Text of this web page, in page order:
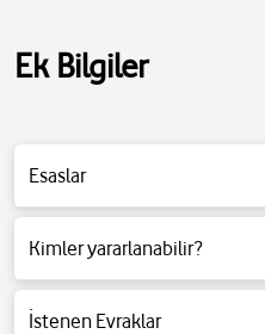
Ek Bilgiler
Esaslar
Detaylı bilgi için tıklayınız.
Kimler yararlanabilir?
Detaylı bilgi için tıklayınız.
İstenen Evraklar